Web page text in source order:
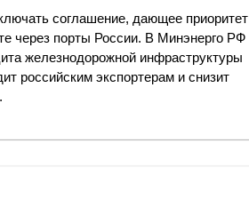
соглашение, дающее приоритет
через порты России. В Минэнерго РФ
железнодорожной инфраструктуры
российским экспортерам и снизит